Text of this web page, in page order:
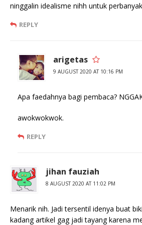
ninggalin idealisme nihh untuk
REPLY
arigetas
9 AUGUST 2020 AT 10:16 PM
Apa faedahnya bagi pembaca?
awokwokwok.
REPLY
jihan fauziah
8 AUGUST 2020 AT 11:02 PM
Menarik nih. Jadi tersentil idenya buat
kadang artikel gag jadi tayang karena